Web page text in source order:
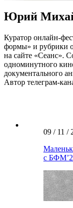
Юрий
Куратор онлайн-
формы» и рубрики
на сайте «Сеанс».
одноминутного
документального
Автор телеграм-
09 / 11 /
с